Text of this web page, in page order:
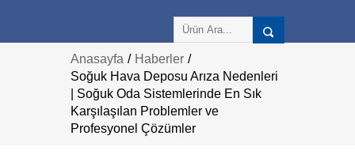
Anasayfa / Haberler /
Soğuk Hava Deposu Arıza Nedenleri
| Soğuk Oda Sistemlerinde En Sık
Karşılaşılan Problemler ve
Profesyonel Çözümler